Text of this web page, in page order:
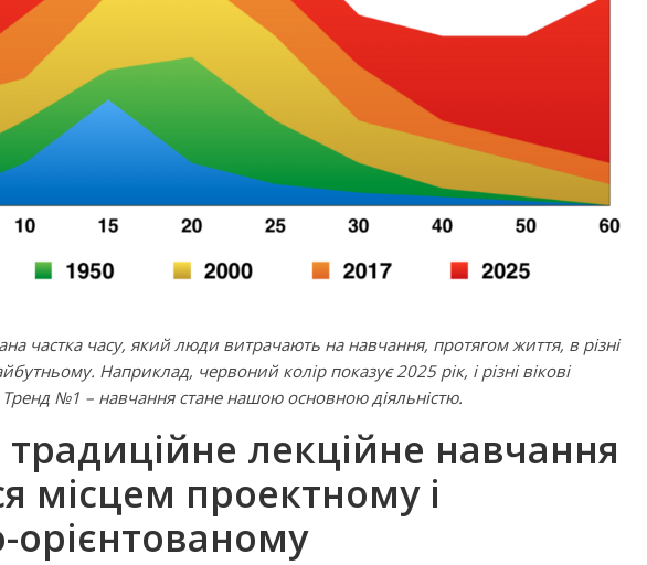
частка часу, який люди витрачають на навчання, протягом життя, в різні
Наприклад, червоний колір показує 2025 рік, і різні вікові
Тренд №1 – навчання стане нашою основною діяльністю.
лекційне навчання
місцем проектному і
ДНЗ ясла-садок №2
розвитку – Пізнайко
Приватні садочки Рівного